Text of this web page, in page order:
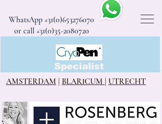
WhatsApp +31(0)653276070
or call +31(0)35-2080720
CryoPen®
Specialist
AMSTERDAM
BLARICUM UTRECHT